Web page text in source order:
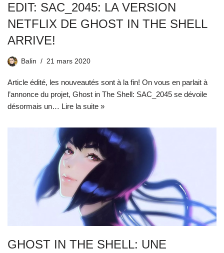
EDIT: SAC_2045: LA VERSION
NETFLIX DE GHOST IN THE SHELL
ARRIVE!
Balin 21 mars 2020
Article édité, les nouveautés sont à la fin! On vous en parlait à
l’annonce du projet, Ghost in The Shell: SAC_2045 se dévoile
désormais un… Lire la suite »
GHOST IN THE SHELL: UNE